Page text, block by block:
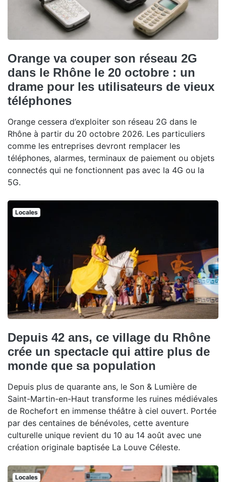
Orange va couper son réseau 2G
dans le Rhône le 20 octobre : un
drame pour les utilisateurs de vieux
téléphones
Orange cessera d’exploiter son réseau 2G dans le
Rhône à partir du 20 octobre 2026. Les particuliers
comme les entreprises devront remplacer les
téléphones, alarmes, terminaux de paiement ou objets
connectés qui ne fonctionnent pas avec la 4G ou la
5G.
Locales
Depuis 42 ans, ce village du Rhône
crée un spectacle qui attire plus de
monde que sa population
Depuis plus de quarante ans, le Son & Lumière de
Saint-Martin-en-Haut transforme les ruines médiévales
de Rochefort en immense théâtre à ciel ouvert. Portée
par des centaines de bénévoles, cette aventure
culturelle unique revient du 10 au 14 août avec une
création originale baptisée La Louve Céleste.
Locales